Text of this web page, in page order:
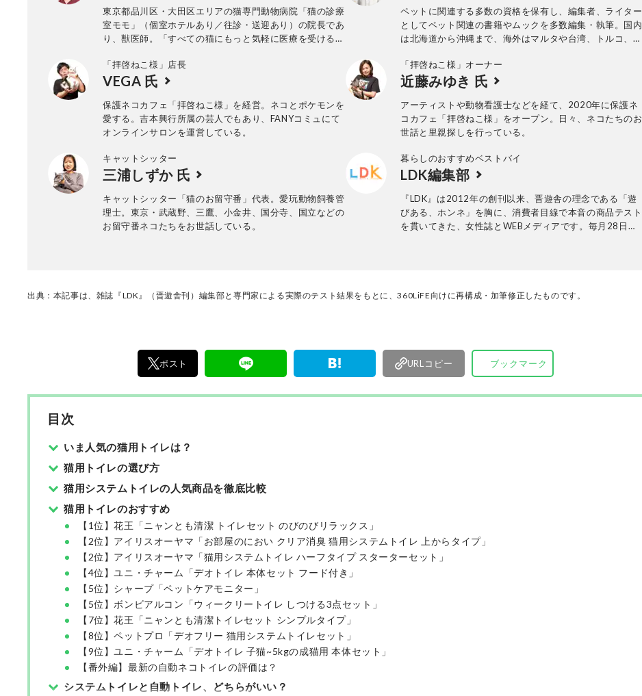
東京都品川区・大田区エリアの猫専門動物病院「猫の診療
室モモ」（個室ホテルあり／往診・送迎あり）の院長であ
り、獣医師。「すべての猫にもっと気軽に医療を受ける機
門の動物病院”として当院を2016年8月に開院。猫関連コ
ンテンツにてメディアへの執筆・掲載実績もある。
ペットに関連する多数の資格を保有し、編集者、ライター
としてペット関連の書籍やムックを多数編集・執筆。国内
は北海道から沖縄まで、海外はマルタや台湾、トルコ、モ
寿命は８割が“ごはん”で決まる』（双葉社）、『ネコとの
新生活ガイド』（晋遊舎）、『animal hospital design
「拝啓ねこ様」店長
VEGA 氏
保護ネコカフェ「拝啓ねこ様」を経営。ネコとポケモンを
愛する。吉本興行所属の芸人でもあり、FANYコミュにて
オンラインサロンを運営している。
「拝啓ねこ様」オーナー
近藤みゆき 氏
アーティストや動物看護士などを経て、2020年に保護ネ
コカフェ「拝啓ねこ様」をオープン。日々、ネコたちのお
世話と里親探しを行っている。
キャットシッター
三浦しずか 氏
キャットシッター「猫のお留守番」代表。愛玩動物飼養管
理士。東京・武蔵野、三鷹、小金井、国分寺、国立などの
お留守番ネコたちをお世話している。
暮らしのおすすめベストバイ
LDK編集部
『LDK』は2012年の創刊以来、晋遊舎の理念である「遊
びある、ホンネ」を胸に、消費者目線で本音の商品テスト
を貫いてきた、女性誌とWEBメディアです。毎月28日発
なたにお届け。編集長・高橋咲彩を中心に、11名以上の
出典：本記事は、雑誌『LDK』（晋遊舎刊）編集部と専門家による実際のテスト結果をもとに、360LiFE向けに再構成・加筆修正したものです。
ポスト URLコピー ブックマーク
目次
いま人気の猫用トイレは？
猫用トイレの選び方
猫用システムトイレの人気商品を徹底比較
猫用トイレのおすすめ
【1位】花王「ニャンとも清潔 トイレセット のびのびリラックス」
【2位】アイリスオーヤマ「お部屋のにおい クリア消臭 猫用システムトイレ 上からタイプ」
【2位】アイリスオーヤマ「猫用システムトイレ ハーフタイプ スターターセット」
【4位】ユニ・チャーム「デオトイレ 本体セット フード付き」
【5位】シャープ「ペットケアモニター」
【5位】ボンビアルコン「ウィークリートイレ しつける3点セット」
【7位】花王「ニャンとも清潔トイレセット シンプルタイプ」
【8位】ペットプロ「デオフリー 猫用システムトイレセット」
【9位】ユニ・チャーム「デオトイレ 子猫~5kgの成猫用 本体セット」
【番外編】最新の自動ネコトイレの評価は？
システムトイレと自動トイレ、どちらがいい？